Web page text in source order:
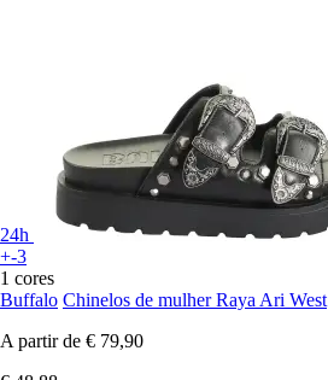
24h
+-3
1 cores
Buffalo Chinelos de mulher Raya Ari West
A partir de € 79,90